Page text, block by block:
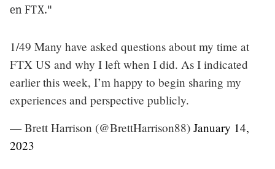
en FTX."
1/49 Many have asked questions about my time at
FTX US and why I left when I did. As I indicated
earlier this week, I’m happy to begin sharing my
experiences and perspective publicly.
— Brett Harrison (@BrettHarrison88) January 14,
2023